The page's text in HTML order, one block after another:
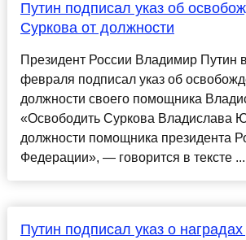
Путин подписал указ об
Суркова от должности
Президент России Владимир Путин
февраля подписал указ об
должности своего помощника
«Освободить Суркова Владислава
должности помощника президента
Федерации», — говорится в тексте ...
Путин подписал указ о